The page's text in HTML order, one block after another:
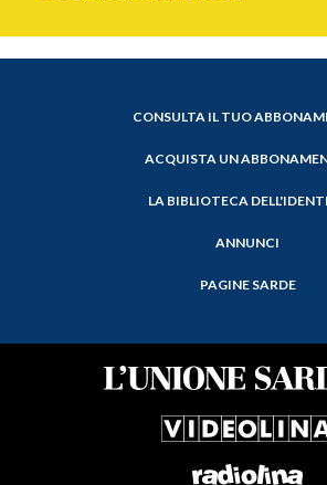
CONSULTA IL TUO
ACQUISTA UN
LA BIBLIOTECA
ANNUNCI
PAGINE SARDE